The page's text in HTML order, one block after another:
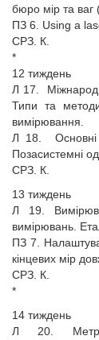
бюро мір та ваг
ПЗ 6. Using a
СРЗ. К.
*
12 тиждень
Л 17.
Типи та
вимірювання.
Л 18. Основні
Позасистемні
СРЗ. К.
13 тиждень
Л 19.
вимірювань.
ПЗ 7.
кінцевих мір
СРЗ. К.
*
14 тиждень
Л 20.